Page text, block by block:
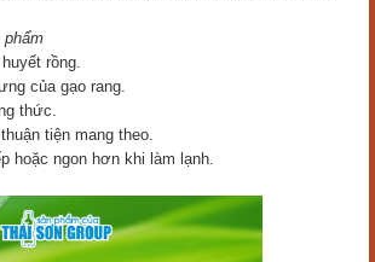
phẩm
rồng.
của gạo rang.
thức.
tiện mang theo.
hoặc ngon hơn khi làm lạnh.